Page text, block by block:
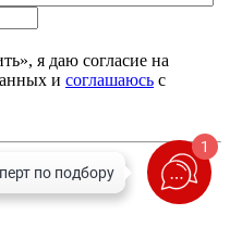
я даю согласие на
и соглашаюсь с
1